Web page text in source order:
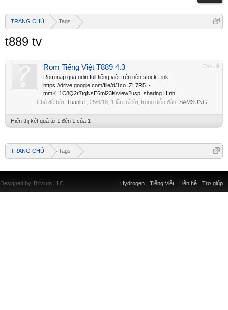
TRANG CHỦ Tags
t889 tv
Chủ đề
Rom Tiếng Việt T889 4.3
Rom nạp qua odin full tiếng việt trên nền stock Link :
https://drive.google.com/file/d/1co_ZL7R5_-
mmK_1C8Q2r7tgNsE6mi23K/view?usp=sharing Hình...
Chủ đề bởi: Tuanlte. 25/6/18 , 1 lần trả lời, trong diễn đàn: SAMSUNG
Hiển thị kết quả từ 1 đến 1 của 1
TRANG CHỦ Tags
Liên hệ Trợ giúp
Hydrogen Tiếng Việt
Designed by Brivium LLC.